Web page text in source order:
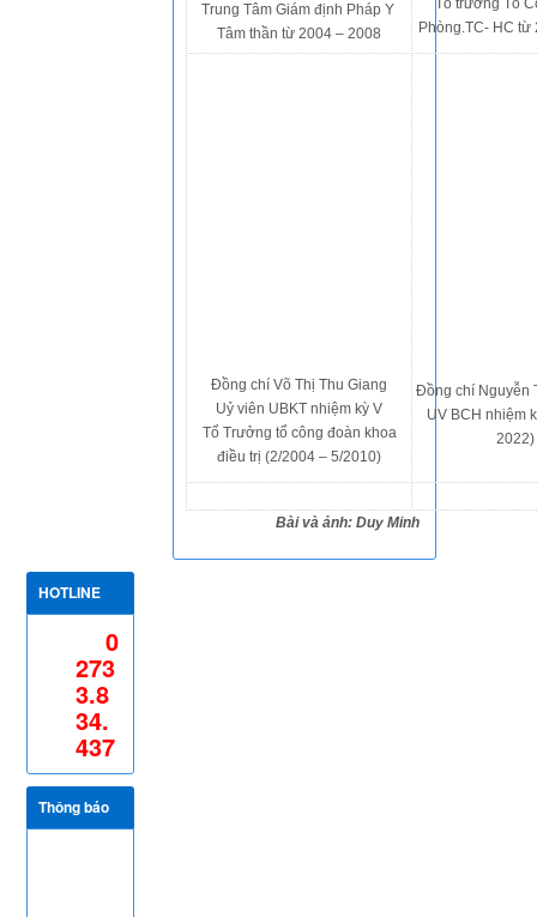
Trung Tâm Giám định Pháp Y
Tâm thần từ 2004 – 2008
Phòng.TC- HC
Đồng chí Võ Thị Thu Giang
Uỷ viên UBKT nhiệm kỳ V
Tổ Trưởng tổ công đoàn khoa
điều trị (2/2004 – 5/2010)
Đồng chí Nguyễn
UV BCH nhiệm
Bài và ảnh: Duy Minh
HOTLINE
0
273
3.8
34.
437
Thông báo